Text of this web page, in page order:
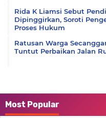
Rida K Liamsi Sebut
Dipinggirkan, Soroti
Proses Hukum
Ratusan Warga
Tuntut Perbaikan Jalan
Most Popular